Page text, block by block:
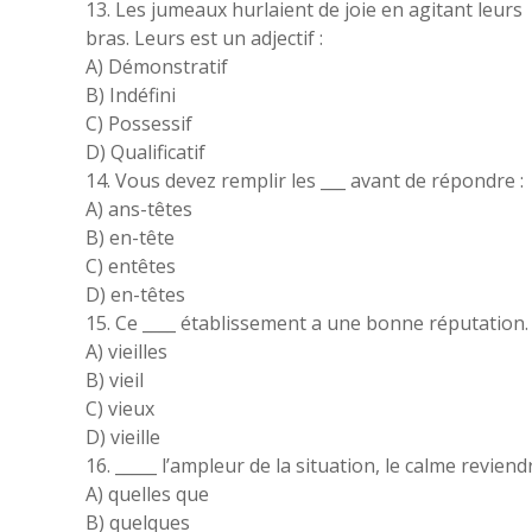
13. Les jumeaux hurlaient de joie en agitant leurs
bras. Leurs est un adjectif :
A) Démonstratif
B) Indéfini
C) Possessif
D) Qualificatif
14. Vous devez remplir les ___ avant de répondre :
A) ans-têtes
B) en-tête
C) entêtes
D) en-têtes
15. Ce ____ établissement a une bonne réputation.
A) vieilles
B) vieil
C) vieux
D) vieille
16. _____ l’ampleur de la situation, le calme
A) quelles que
B) quelques